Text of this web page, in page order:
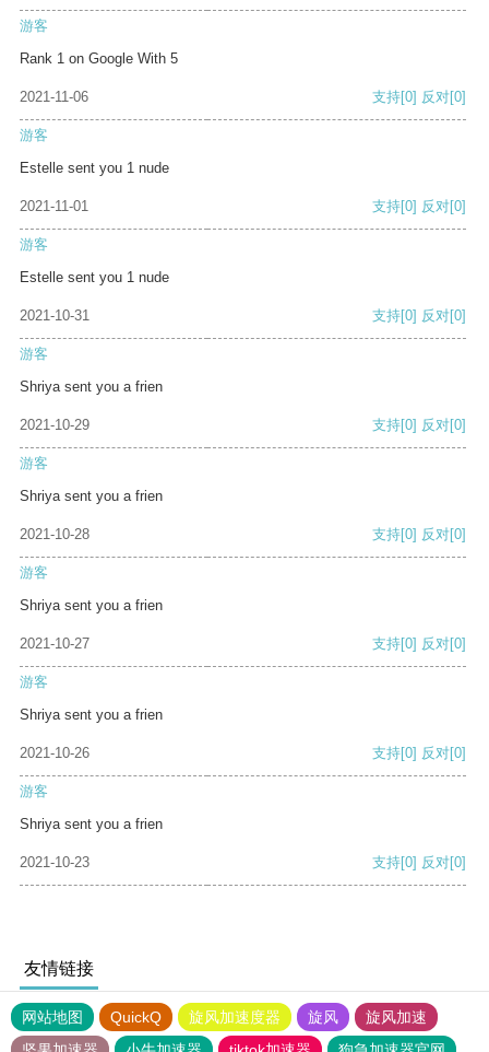
游客
Rank 1 on Google With 5
2021-11-06 支持[0] 反对[0]
游客
Estelle sent you 1 nude
2021-11-01 支持[0] 反对[0]
游客
Estelle sent you 1 nude
2021-10-31 支持[0] 反对[0]
游客
Shriya sent you a frien
2021-10-29 支持[0] 反对[0]
游客
Shriya sent you a frien
2021-10-28 支持[0] 反对[0]
游客
Shriya sent you a frien
2021-10-27 支持[0] 反对[0]
游客
Shriya sent you a frien
2021-10-26 支持[0] 反对[0]
游客
Shriya sent you a frien
2021-10-23 支持[0] 反对[0]
友情链接
网站地图 QuickQ 旋风加速度器 旋风
旋风加速